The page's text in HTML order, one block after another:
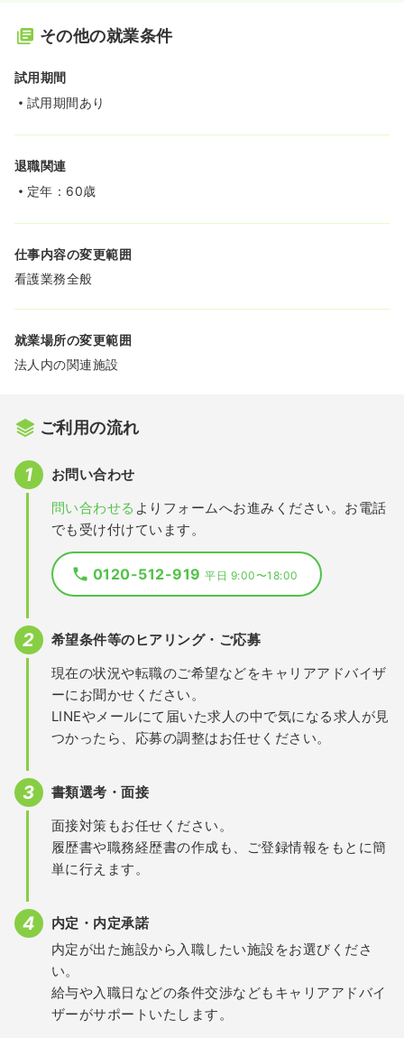
その他の就業条件
試用期間
試用期間あり
退職関連
定年：60歳
仕事内容の変更範囲
看護業務全般
就業場所の変更範囲
法人内の関連施設
ご利用の流れ
お問い合わせ
問い合わせる よりフォームへお進みください。お電話
でも受け付けています。
0120-512-919平日 9:00〜18:00
希望条件等のヒアリング・ご応募
現在の状況や転職のご希望などをキャリアアドバイザ
ーにお聞かせください。
LINEやメールにて届いた求人の中で気になる求人が見
つかったら、応募の調整はお任せください。
書類選考・面接
面接対策もお任せください。
履歴書や職務経歴書の作成も、ご登録情報をもとに簡
単に行えます。
内定・内定承諾
内定が出た施設から入職したい施設をお選びくださ
い。
給与や入職日などの条件交渉などもキャリアアドバイ
ザーがサポートいたします。